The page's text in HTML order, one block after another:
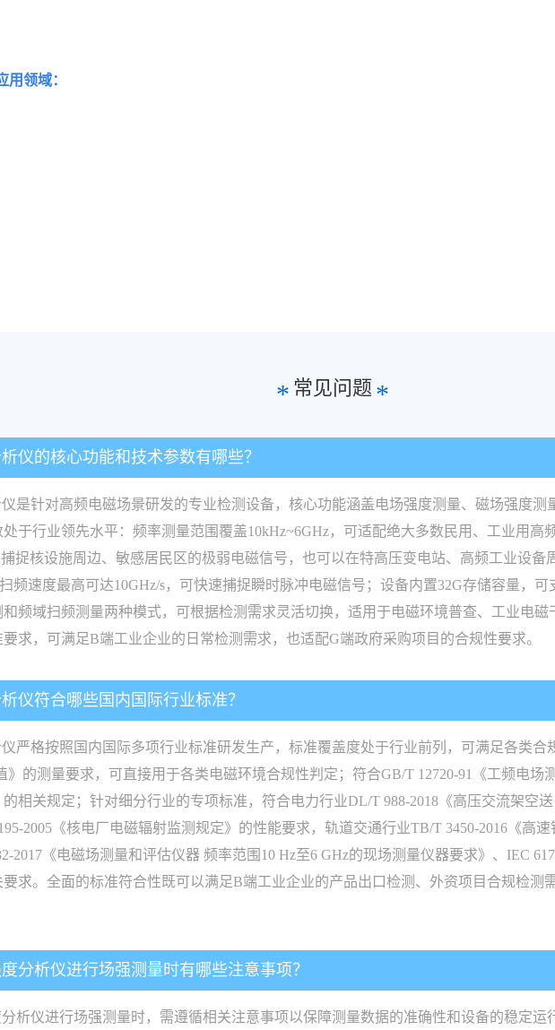
用领域：
* 常见问题 *
仪的核心功能和技术参数有哪些？
是针对高频电磁场景研发的专业检测设备，核心功能涵盖电场强度测量、磁场强度
于行业领先水平：频率测量范围覆盖10kHz~6GHz，可适配绝大多数民用、工业用高
捕捉核设施周边、敏感居民区的极弱电磁信号，也可以在特高压变电站、高频工业设
频速度最高可达10GHz/s，可快速捕捉瞬时脉冲电磁信号；设备内置32G存储容量，可
频域扫频测量两种模式，可根据检测需求灵活切换，适用于电磁环境普查、工业电
求，可满足B端工业企业的日常检测需求，也适配G端政府采购项目的合规性要求。
仪符合哪些国内国际行业标准？
严格按照国内国际多项行业标准研发生产，标准覆盖度处于行业前列，可满足各类
》的测量要求，可直接用于各类电磁环境合规性判定；符合GB/T 12720-91《工频电场
相关规定；针对细分行业的专项标准，符合电力行业DL/T 988-2018《高压交流架空
2005《核电厂电磁辐射监测规定》的性能要求，轨道交通行业TB/T 3450-2016《高
2017《电磁场测量和评估仪器 频率范围10 Hz至6 GHz的现场测量仪器要求》、IEC
求。全面的标准符合性既可以满足B端工业企业的产品出口检测、外资项目合规检测
分析仪进行场强测量时有哪些注意事项？
析仪进行场强测量时，需遵循相关注意事项以保障测量数据的准确性和设备的稳定